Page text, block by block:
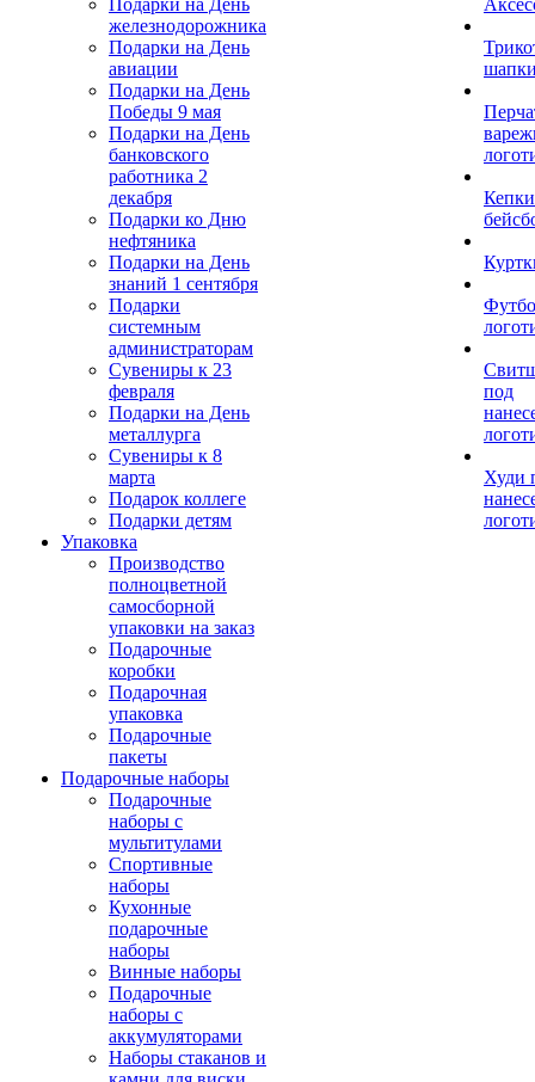
Подарки на День
железнодорожника
Подарки на День
авиации
Подарки на День
Победы 9 мая
Подарки на День
банковского
работника 2
декабря
Подарки ко Дню
нефтяника
Подарки на День
знаний 1 сентября
Подарки
системным
администраторам
Сувениры к 23
февраля
Подарки на День
металлурга
Сувениры к 8
марта
Подарок коллеге
Подарки детям
Упаковка
Производство
полноцветной
самосборной
упаковки на заказ
Подарочные
коробки
Подарочная
упаковка
Подарочные
пакеты
Подарочные наборы
Подарочные
наборы с
мультитулами
Спортивные
наборы
Кухонные
подарочные
наборы
Винные наборы
Подарочные
наборы с
аккумуляторами
Наборы стаканов и
под
Худи